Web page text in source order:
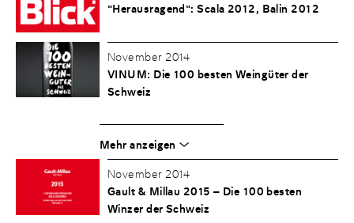
"Herausragend": Scala 2012, Balin 2012
November 2014
VINUM: Die 100 besten Weingüter der
Schweiz
Mehr anzeigen
November 2014
Gault & Millau 2015 – Die 100 besten
Winzer der Schweiz